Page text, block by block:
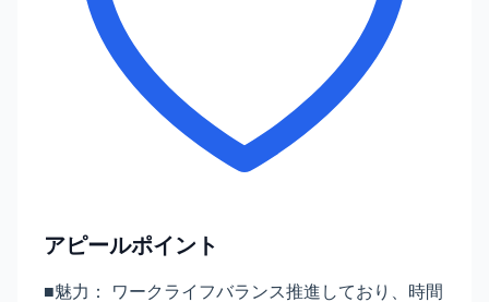
アピールポイント
■魅力： ワークライフバランス推進しており、時間